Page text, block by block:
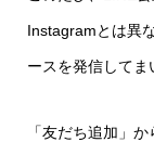
Instagramとは異
ースを発信してま
「友だち追加」